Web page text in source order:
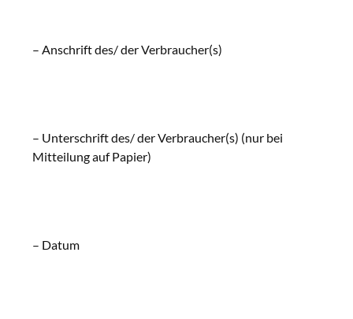
– Anschrift des/ der Verbraucher(s)
– Unterschrift des/ der Verbraucher(s) (nur bei
Mitteilung auf Papier)
– Datum